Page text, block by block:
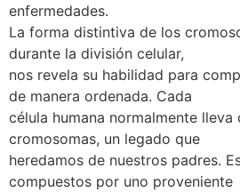
enfermedades.
La forma distintiva de los
durante la división celular,
nos revela su habilidad para
de manera ordenada. Cada
célula humana normalmente
cromosomas, un legado que
heredamos de nuestros padres.
compuestos por uno proveniente